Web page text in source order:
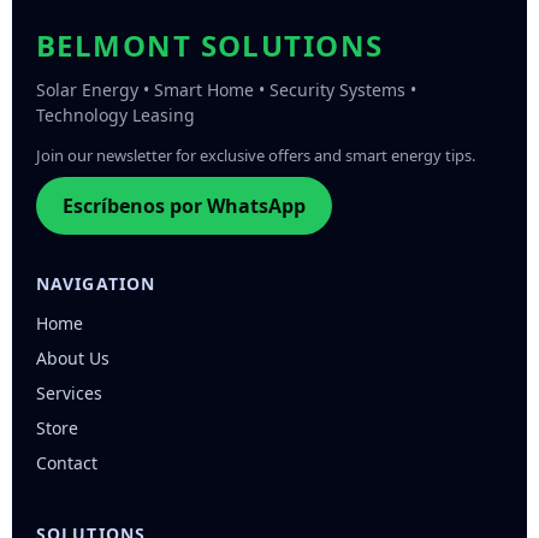
BELMONT SOLUTIONS
Solar Energy • Smart Home • Security Systems •
Technology Leasing
Join our newsletter for exclusive offers and smart energy tips.
Escríbenos por WhatsApp
NAVIGATION
Home
About Us
Services
Store
Contact